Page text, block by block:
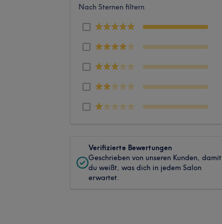
Nach Sternen filtern
Verifizierte Bewertungen
Geschrieben von unseren Kunden, damit
du weißt, was dich in jedem Salon
erwartet.